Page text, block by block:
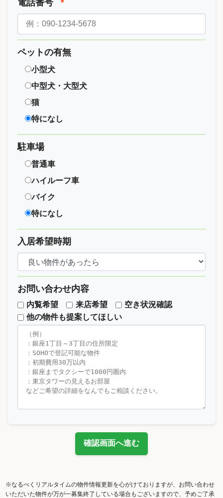
電話番号 *
ペットの有無
小型犬
中型犬・大型犬
猫
特になし
駐車場
普通車
ハイルーフ車
バイク
特になし
入居希望時期
お問い合わせ内容
内覧希望 来店希望
空き状況確認
他の物件も提案してほしい
確認画面へ進む
※なるべくリアルタイムの物件情報更新を心がけておりますが、お問い合わせ
いただいた物件が万が一募集終了している場合もございますので、予めご了承